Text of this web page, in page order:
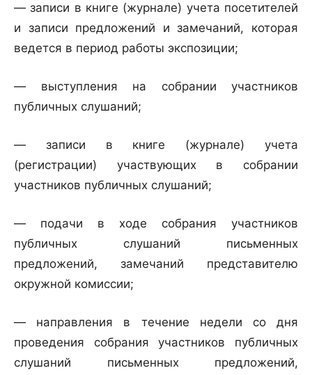
— записи в книге (журнале) учета посетителей
и записи предложений и замечаний, которая
ведется в период работы экспозиции;
— выступления на собрании участников
публичных слушаний;
— записи в книге (журнале) учета
(регистрации) участвующих в собрании
участников публичных слушаний;
— подачи в ходе собрания участников
публичных слушаний письменных
предложений, замечаний представителю
окружной комиссии;
— направления в течение недели со дня
проведения собрания участников публичных
слушаний письменных предложений,